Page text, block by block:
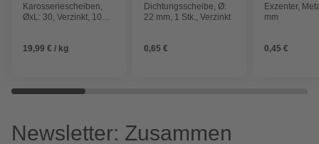
Karosseriescheiben,
ØxL: 30, Verzinkt, 1000
19,99 € / kg
Dichtungsscheibe, Ø:
22 mm, 1 Stk., Verzinkt
0,65 €
Exzenter,
mm
0,45 €
Newsletter: Zusammen